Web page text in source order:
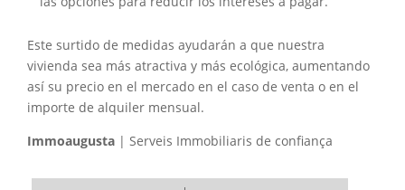
Este surtido de medidas ayudarán a que nuestra
vivienda sea más atractiva y más ecológica, aumentando
así su precio en el mercado en el caso de venta o en el
importe de alquiler mensual.
Immoaugusta | Serveis Immobiliaris de confiança